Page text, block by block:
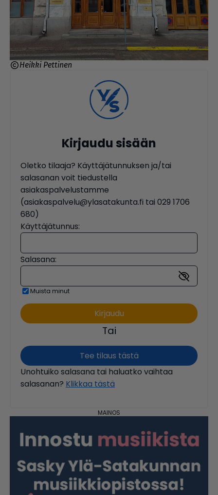
Heikki Pettinen
Kirjaudu sisään
Oletko tilaaja? Käyttäjätunnuksen ja/tai
salasanan voit tiedustella
asiakaspalvelustamme
(asiakaspalvelu@ylasatakunta.fi tai 029 1706
680)
Käyttäjätunnus:
Salasana:
Muista minut
Tai
Tee tilaus tästä
Unohtuiko salasana tai haluatko vaihtaa
salasanan? Klikkaa tästä